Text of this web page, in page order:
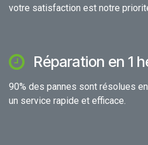
votre satisfaction est notre
Réparation en 1
90% des pannes sont résolues
un service rapide et efficace.